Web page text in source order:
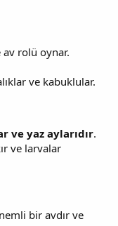
av rolü oynar.
ve kabuklular.
ve yaz aylarıdır.
ve larvalar
bir avdır ve